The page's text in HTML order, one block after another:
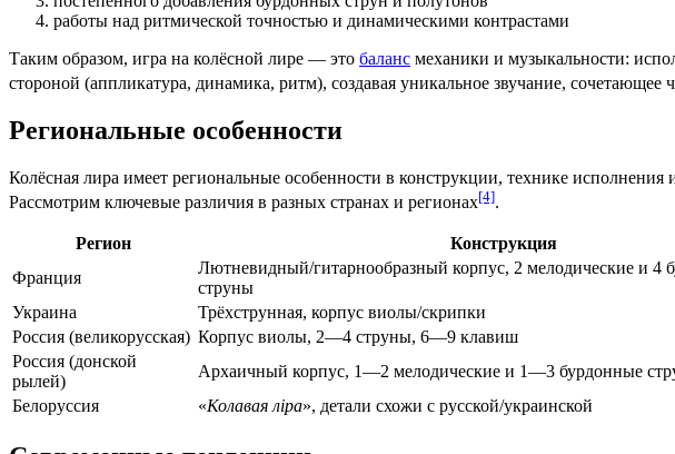
работы над ритмической точностью и динамическими контрастами
Таким образом, игра на колёсной лире — это баланс механики и музыкальности:
стороной (аппликатура, динамика, ритм), создавая уникальное звучание,
Региональные особенности
Колёсная лира имеет региональные особенности в конструкции, технике
Рассмотрим ключевые различия в разных странах и регионах[4].
Регион Конструкция
Франция
Лютневидный/гитарнообразный корпус, 2 мелодические и 4
струны
Украина
Трёхструнная, корпус виолы/скрипки
Россия (великорусская) Корпус виолы, 2—4 струны, 6—9 клавиш
Россия (донской
рылей)
Архаичный корпус, 1—2 мелодические и 1—3 бурдонные
Белоруссия
«Колавая ліра», детали схожи с русской/украинской